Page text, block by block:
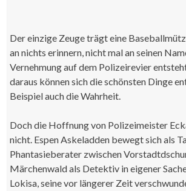
Der einzige Zeuge trägt eine
an nichts erinnern, nicht mal an seinen
Vernehmung auf dem Polizeirevier
daraus können sich die schönsten Dinge
Beispiel auch die Wahrheit.
Doch die Hoffnung von Polizeimeister
nicht. Espen Askeladden bewegt sich als
Phantasieberater zwischen
Märchenwald als Detektiv in eigener
Lokisa, seine vor längerer Zeit